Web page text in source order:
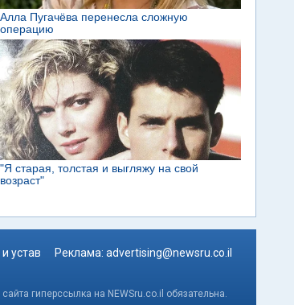
устав Реклама: advertising@newsru.co.il
гиперссылка на NEWSru.co.il обязательна.